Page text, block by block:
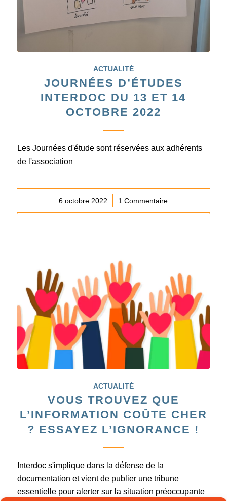
ACTUALITÉ
JOURNÉES D’ÉTUDES
INTERDOC DU 13 ET 14
OCTOBRE 2022
Les Journées d'étude sont réservées aux adhérents
de l'association
6 octobre 2022
/ 1 Commentaire
ACTUALITÉ
VOUS TROUVEZ QUE
L’INFORMATION COÛTE CHER
? ESSAYEZ L’IGNORANCE !
Interdoc s'implique dans la défense de la
documentation et vient de publier une tribune
essentielle pour alerter sur la situation préoccupante